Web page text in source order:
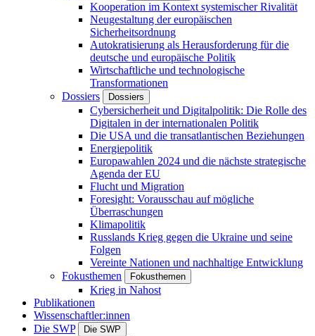
Kooperation im Kontext systemischer Rivalität
Neugestaltung der europäischen
Sicherheitsordnung
Autokratisierung als Herausforderung für die
deutsche und europäische Politik
Wirtschaftliche und technologische
Transformationen
Dossiers
Dossiers
Cybersicherheit und Digitalpolitik: Die Rolle des
Digitalen in der internationalen Politik
Die USA und die transatlantischen Beziehungen
Energiepolitik
Europawahlen 2024 und die nächste strategische
Agenda der EU
Flucht und Migration
Foresight: Vorausschau auf mögliche
Überraschungen
Klimapolitik
Russlands Krieg gegen die Ukraine und seine
Folgen
Vereinte Nationen und nachhaltige Entwicklung
Fokusthemen
Fokusthemen
Krieg in Nahost
Publikationen
Wissenschaftler:innen
Die SWP
Die SWP